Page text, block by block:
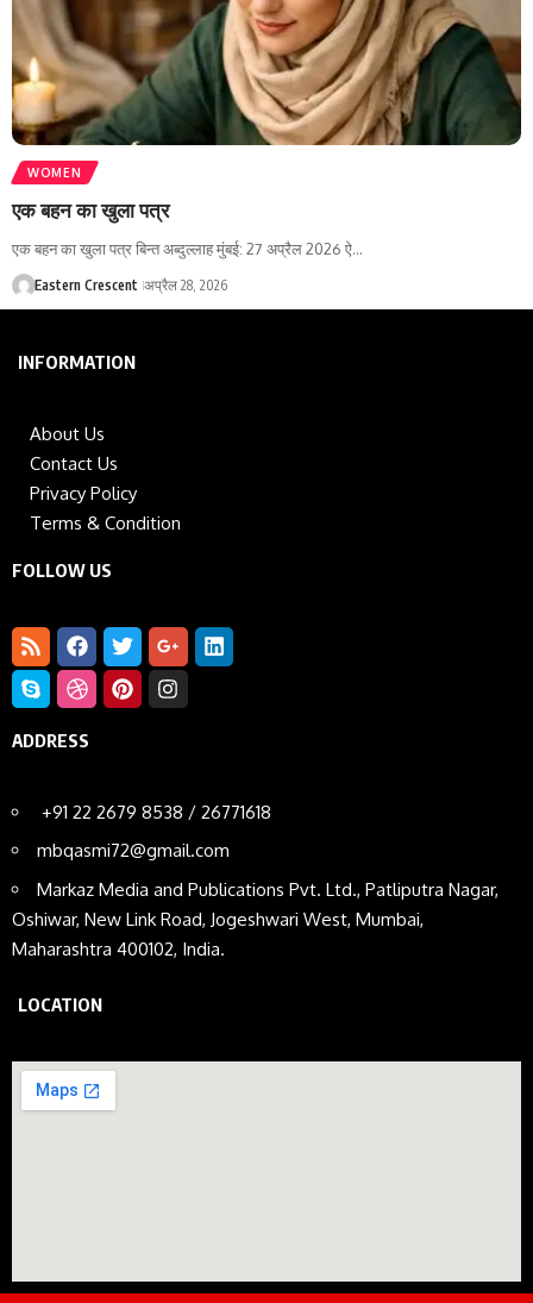
WOMEN
एक बहन का खुला पत्र
एक बहन का खुला पत्र बिन्त अब्दुल्लाह मुंबई: 27 अप्रैल 2026 ऐ…
Eastern Crescent अप्रैल 28, 2026
INFORMATION
About Us
Contact Us
Privacy Policy
Terms & Condition
FOLLOW US
ADDRESS
+91 22 2679 8538 / 26771618
mbqasmi72@gmail.com
Markaz Media and Publications Pvt. Ltd., Patliputra Nagar,
Oshiwar, New Link Road, Jogeshwari West, Mumbai,
Maharashtra 400102, India.
LOCATION